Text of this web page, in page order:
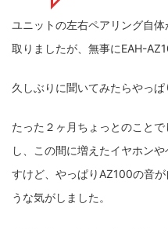
ユニットの左右ペアリング自
取りましたが、無事にEAH-
久しぶりに聞いてみたらやっぱ
たった２ヶ月ちょっとのこと
し、この間に増えたイヤホン
すけど、やっぱりAZ100の音
うな気がしました。